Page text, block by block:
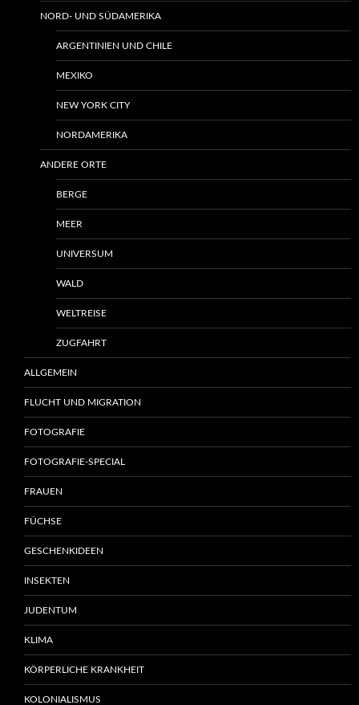
NORD- UND SÜDAMERIKA
ARGENTINIEN UND CHILE
MEXIKO
NEW YORK CITY
NORDAMERIKA
ANDERE ORTE
BERGE
MEER
UNIVERSUM
WALD
WELTREISE
ZUGFAHRT
ALLGEMEIN
FLUCHT UND MIGRATION
FOTOGRAFIE
FOTOGRAFIE-SPECIAL
FRAUEN
FÜCHSE
GESCHENKIDEEN
INSEKTEN
JUDENTUM
KLIMA
KÖRPERLICHE KRANKHEIT
KOLONIALISMUS